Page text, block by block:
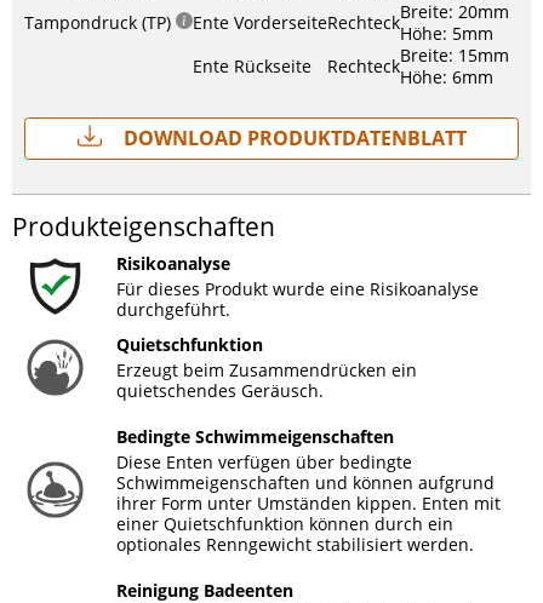
Tampondruck (TP)
Ente VorderseiteRechteckBreite: 20mm
Höhe: 5mm
Ente Rückseite
RechteckBreite: 15mm
Höhe: 6mm
Download Produktdatenblatt
Produkteigenschaften
Risikoanalyse
Für dieses Produkt wurde eine Risikoanalyse
durchgeführt.
Quietschfunktion
Erzeugt beim Zusammendrücken ein
quietschendes Geräusch.
Bedingte Schwimmeigenschaften
Diese Enten verfügen über bedingte
Schwimmeigenschaften und können aufgrund
ihrer Form unter Umständen kippen. Enten mit
einer Quietschfunktion können durch ein
optionales Renngewicht stabilisiert werden.
Reinigung Badeenten